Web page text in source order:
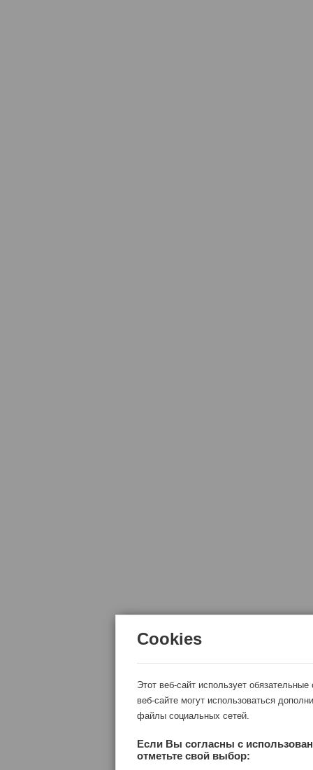
Cookies
Этот веб-сайт использует
веб-сайте могут использоваться
файлы социальных сетей.
Если Вы согласны с
отметьте свой выбор: